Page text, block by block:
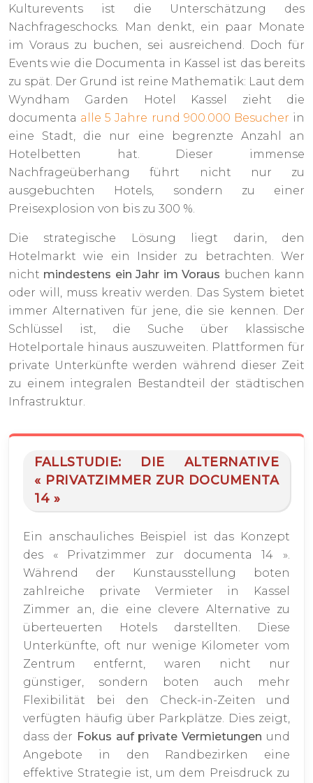
Kulturevents ist die Unterschätzung des
Nachfrageschocks. Man denkt, ein paar Monate
im Voraus zu buchen, sei ausreichend. Doch für
Events wie die Documenta in Kassel ist das bereits
zu spät. Der Grund ist reine Mathematik: Laut dem
Wyndham Garden Hotel Kassel zieht die
documenta alle 5 Jahre rund 900.000 Besucher in
eine Stadt, die nur eine begrenzte Anzahl an
Hotelbetten hat. Dieser immense
Nachfrageüberhang führt nicht nur zu
ausgebuchten Hotels, sondern zu einer
Preisexplosion von bis zu 300 %.
Die strategische Lösung liegt darin, den
Hotelmarkt wie ein Insider zu betrachten. Wer
nicht mindestens ein Jahr im Voraus buchen kann
oder will, muss kreativ werden. Das System bietet
immer Alternativen für jene, die sie kennen. Der
Schlüssel ist, die Suche über klassische
Hotelportale hinaus auszuweiten. Plattformen für
private Unterkünfte werden während dieser Zeit
zu einem integralen Bestandteil der städtischen
Infrastruktur.
FALLSTUDIE: DIE ALTERNATIVE
« PRIVATZIMMER ZUR DOCUMENTA
14 »
Ein anschauliches Beispiel ist das Konzept
des « Privatzimmer zur documenta 14 ».
Während der Kunstausstellung boten
zahlreiche private Vermieter in Kassel
Zimmer an, die eine clevere Alternative zu
überteuerten Hotels darstellten. Diese
Unterkünfte, oft nur wenige Kilometer vom
Zentrum entfernt, waren nicht nur
günstiger, sondern boten auch mehr
Flexibilität bei den Check-in-Zeiten und
verfügten häufig über Parkplätze. Dies zeigt,
dass der Fokus auf private Vermietungen und
Angebote in den Randbezirken eine
effektive Strategie ist, um dem Preisdruck zu